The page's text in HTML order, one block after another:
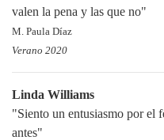
valen la pena y las que no"
M. Paula Díaz
Verano 2020
Linda Williams
"Siento un entusiasmo por el
antes"